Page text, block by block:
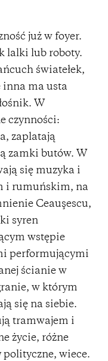
już w foyer.
lalki lub roboty.
światełek,
inna ma usta
W
czynności:
zaplatają
zamki butów. W
się muzyka i
i rumuńskim, na
Ceauşescu,
syren
wstępie
performującymi
ścianie w
w którym
się na siebie.
tramwajem i
życie, różne
wiece.